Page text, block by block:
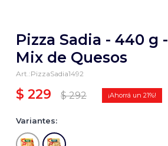
Pizza Sadia - 440 g -
Mix de Quesos
PizzaSadia1492
$ 229 $ 292 21
Variantes: